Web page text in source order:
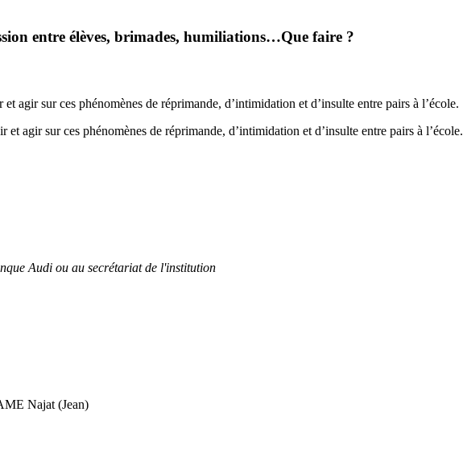
entre élèves, brimades, humiliations…Que faire ?
agir sur ces phénomènes de réprimande, d’intimidation et d’insulte entre pairs à l’école.
et agir sur ces phénomènes de réprimande, d’intimidation et d’insulte entre pairs à l’école.
Audi ou au secrétariat de l'institution
Najat (Jean)